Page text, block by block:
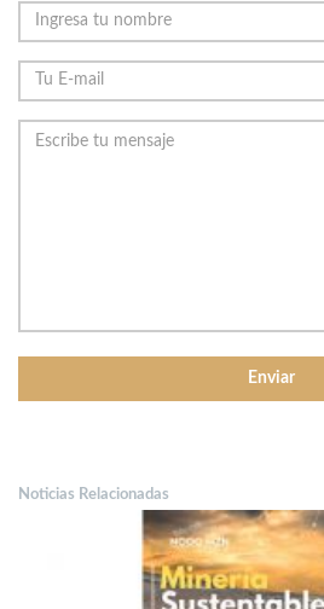
Noticias Relacionadas